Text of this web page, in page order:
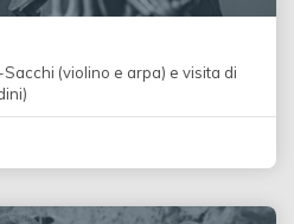
(violino e arpa) e visita di